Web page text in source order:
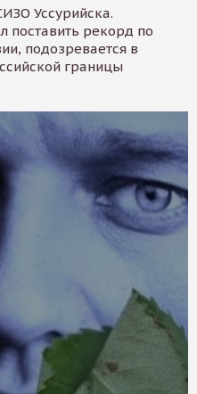
Уссурийска.
поставить рекорд по
подозревается в
границы